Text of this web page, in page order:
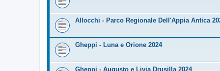
Allocchi - Parco Regionale Dell'Appia Antica
Gheppi - Luna e Orione 2024
Gheppi - Augusto e Livia Drusilla 2024